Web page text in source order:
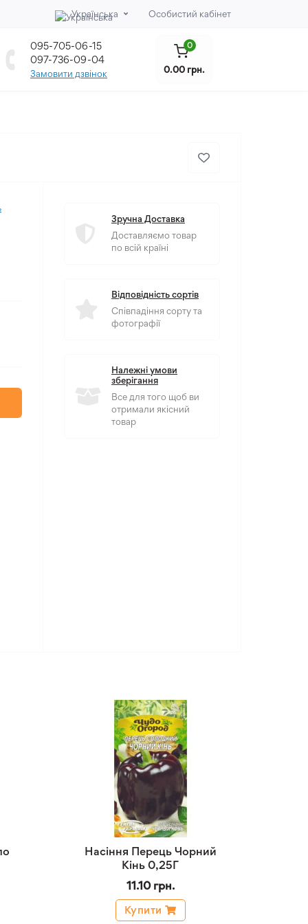
Українська Особистий кабінет
095-705-06-15
097-736-09-04
Замовити дзвінок
0
0.00 грн.
Зручна Доставка
Доставляємо товар
по всій країні
Відповідність сортів
Співпадіння сорту та
фотографії
Належні умови
зберігання
Все для того щоб ви
отримали якісний
товар
Насіння Перець Чорний
Кінь 0,25Г
11.10 грн.
Купити